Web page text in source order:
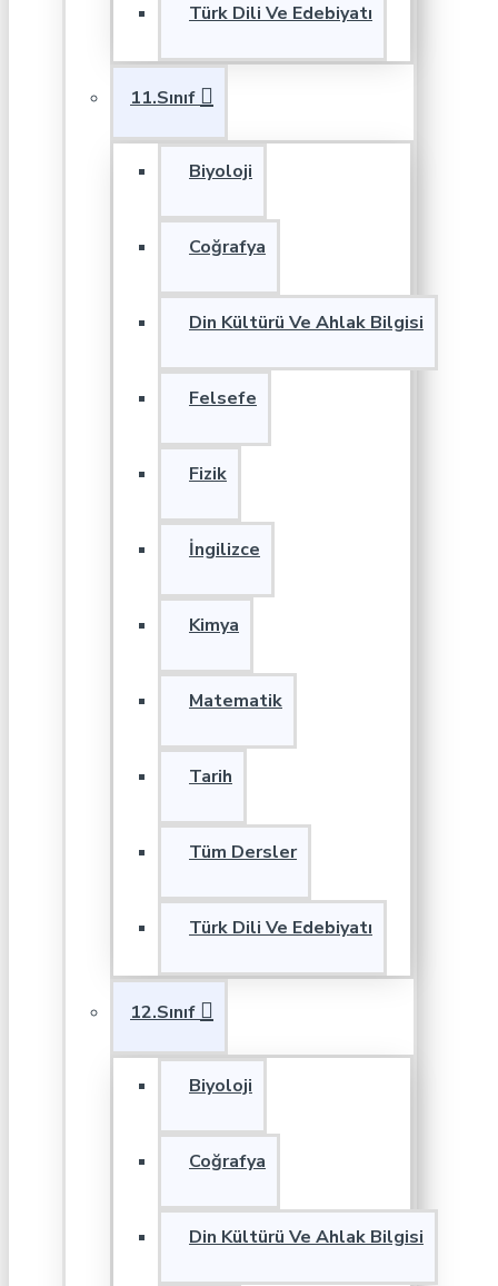
Türk Dili Ve Edebiyatı
11.Sınıf
Biyoloji
Coğrafya
Din Kültürü Ve Ahlak Bilgisi
Felsefe
Fizik
İngilizce
Kimya
Matematik
Tarih
Tüm Dersler
Türk Dili Ve Edebiyatı
12.Sınıf
Biyoloji
Coğrafya
Din Kültürü Ve Ahlak Bilgisi